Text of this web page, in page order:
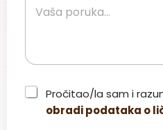
C
h
Pročitao/la sam i
obradi podataka o